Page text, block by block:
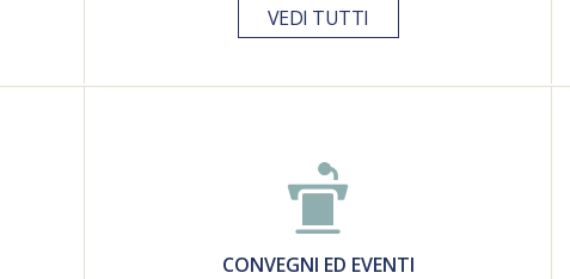
VEDI TUTTI
CONVEGNI ED EVENTI